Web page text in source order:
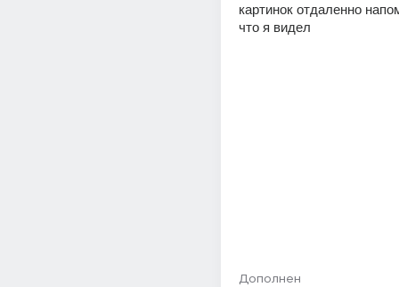
картинок отдаленно
что я видел
Дополнен